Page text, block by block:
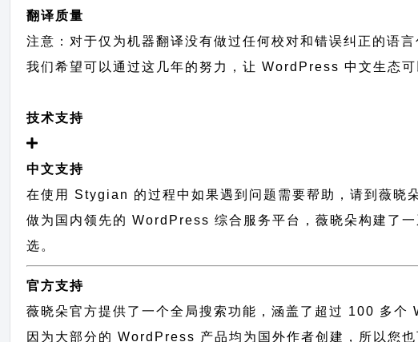
翻译质量
注意：对于仅为机器翻译没有做过任何校对和错误纠正的语
我们希望可以通过这几年的努力，让 WordPress 中文生态可
技术支持
中文支持
在使用 Stygian 的过程中如果遇到问题需要帮助，请到薇晓
做为国内领先的 WordPress 综合服务平台，薇晓朵构建了
选。
官方支持
薇晓朵官方提供了一个全局搜索功能，涵盖了超过 100 多
因为大部分的 WordPress 产品均为国外作者创建，所以您也